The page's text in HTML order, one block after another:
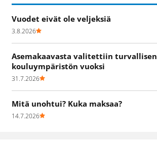
Vuodet eivät ole veljeksiä
3.8.2026
Asemakaavasta valitettiin turvallisen
kouluympäristön vuoksi
31.7.2026
Mitä unohtui? Kuka maksaa?
14.7.2026